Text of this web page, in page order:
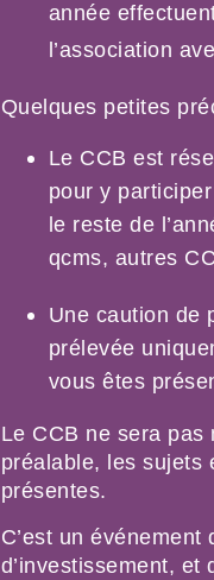
année
l’association
Quelques petites
Le CCB est
pour y
le reste de
qcms, autres
Une caution de
prélevée
vous êtes
Le CCB ne sera
préalable, les sujets
présentes.
C’est un
d’investissement,